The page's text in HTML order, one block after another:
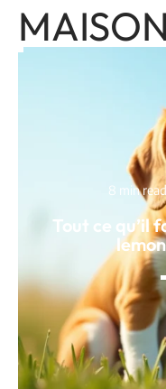
MAISON
8 min read
Tout ce qu’il